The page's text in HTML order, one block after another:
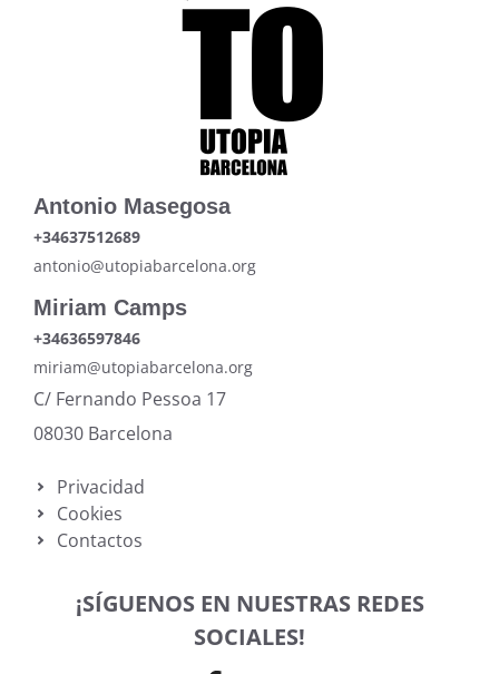
Antonio Masegosa
+34637512689
antonio@utopiabarcelona.org
Miriam Camps
+34636597846
miriam@utopiabarcelona.org
C/ Fernando Pessoa 17
08030 Barcelona
Privacidad
Cookies
Contactos
¡SÍGUENOS EN NUESTRAS REDES
SOCIALES!